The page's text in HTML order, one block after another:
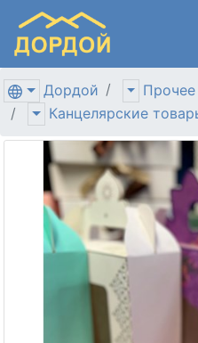
Дордой
Прочее
Канцелярские